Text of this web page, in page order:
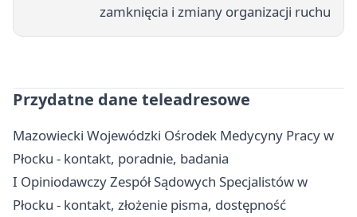
zamknięcia i zmiany organizacji ruchu
Przydatne dane teleadresowe
Mazowiecki Wojewódzki Ośrodek Medycyny Pracy w
Płocku - kontakt, poradnie, badania
I Opiniodawczy Zespół Sądowych Specjalistów w
Płocku - kontakt, złożenie pisma, dostępność